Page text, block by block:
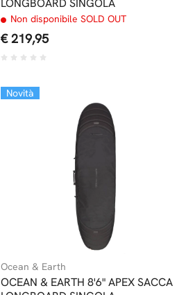
LONGBOARD SINGOLA
Non disponibile SOLD OUT
€ 219,95
Novità
Ocean & Earth
OCEAN & EARTH 8'6" APEX SACCA